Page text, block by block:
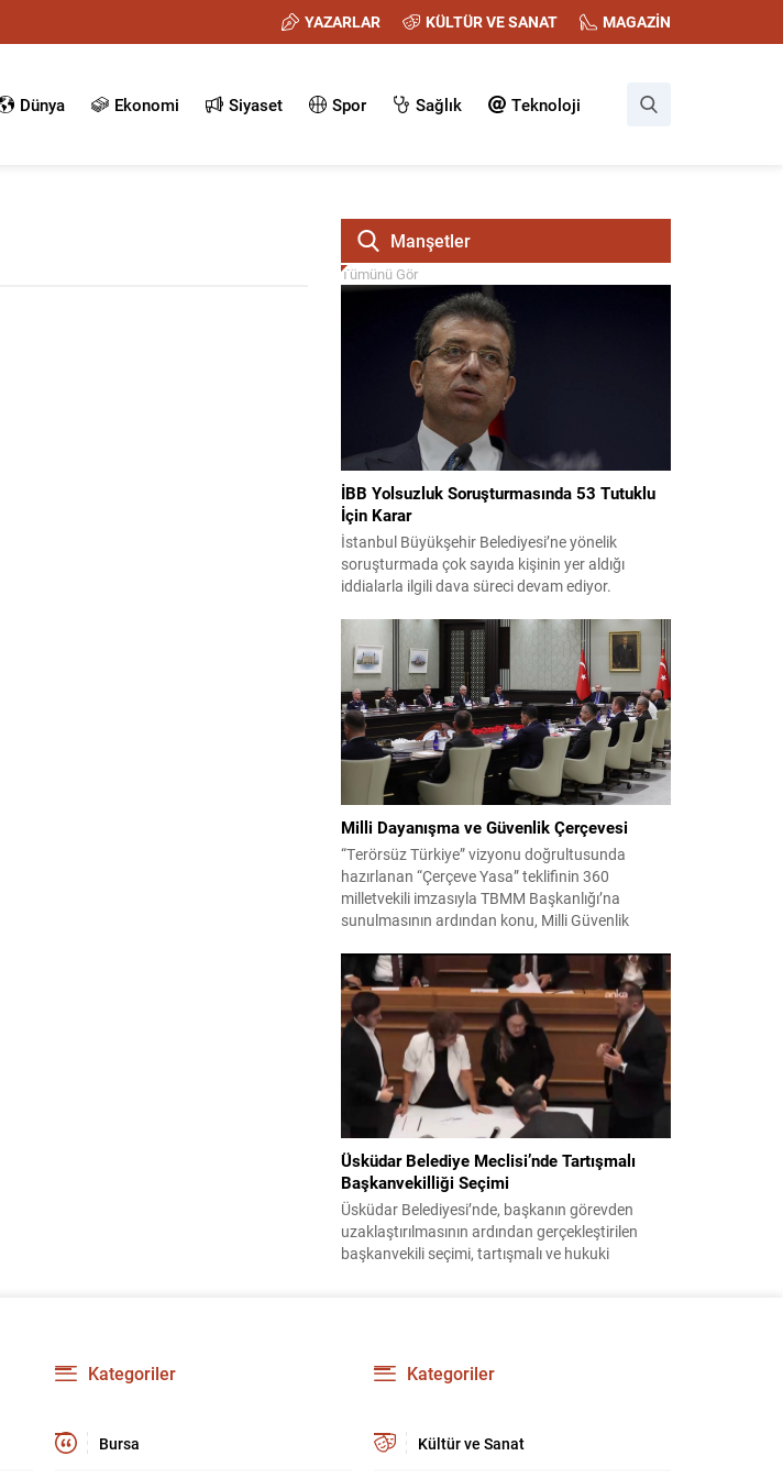
YAZARLAR KÜLTÜR VE SANAT MAGAZİN
Dünya Ekonomi Siyaset Spor Sağlık Teknoloji
Manşetler
Tümünü Gör
İBB Yolsuzluk Soruşturmasında 53 Tutuklu
İçin Karar
İstanbul Büyükşehir Belediyesi’ne yönelik
soruşturmada çok sayıda kişinin yer aldığı
iddialarla ilgili dava süreci devam ediyor.
sanıkların tutukluluk hallerini ayrı ayrı
değerlendirdi. İnceleme sonucunda, aralarında
Ekrem İmamoğlu’nun da bulunduğu 53 tutuklu
hakkında tutukluluk hallerinin sürdürülmesine
karar verildi. İddialar ve değerlendirilen talepler
Soruşturma kapsamında sanıklara yöneltilen...
Milli Dayanışma ve Güvenlik Çerçevesi
“Terörsüz Türkiye” vizyonu doğrultusunda
hazırlanan “Çerçeve Yasa” teklifinin 360
milletvekili imzasıyla TBMM Başkanlığı’na
sunulmasının ardından konu, Milli Güvenlik
Toplantı sonrası yayımlanan sekiz maddelik
bildiri, ülke güvenliği ve bölgesel gelişmelere dair
değerlendirmeleri içermektedir. Yaklaşık 2 saat
15 dakika süren oturumun sonuç metninde;
terörle mücadele, bölgesel istikrar,...
Üsküdar Belediye Meclisi’nde Tartışmalı
Başkanvekilliği Seçimi
Üsküdar Belediyesi’nde, başkanın görevden
uzaklaştırılmasının ardından gerçekleştirilen
başkanvekili seçimi, tartışmalı ve hukuki
kamuoyunda tepkilere yol açtı. Seçim sürecinde
yaşanan gelişmeler, parti grupları arasındaki
Kategoriler
Bursa
Kategoriler
Kültür ve Sanat